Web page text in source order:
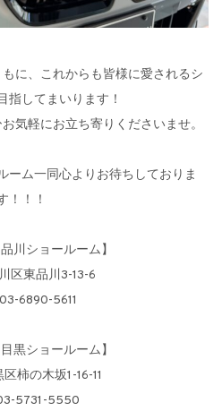
に、これからも皆様に愛されるシ
指してまいります！
気軽にお立ち寄りくださいませ。
ーム一同心よりお待ちしておりま
！！！
川ショールーム】
区東品川3-13-6
6890-5611
黒ショールーム】
柿の木坂1-16-11
5731-5550